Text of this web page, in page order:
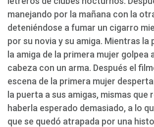
manejando por la mañana con la
deteniéndose a fumar un cigarro
por su novia y su amiga. Mientras la
la amiga de la primera mujer golpea
cabeza con un arma. Después el
escena de la primera mujer
la puerta a sus amigas, mismas que
haberla esperado demasiado, a lo
que se quedó atrapada por una